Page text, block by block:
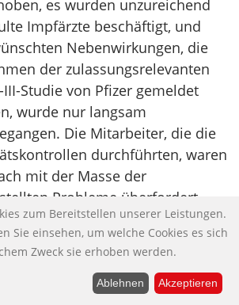
es wurden unzureichend
Impfärzte beschäftigt, und
Nebenwirkungen, die
der zulassungsrelevanten
III-Studie von Pfizer gemeldet
wurde nur langsam
Die Mitarbeiter, die die
durchführten, waren
mit der Masse der
Probleme überfordert.
sie das Forschungsinstitut
Research Group, das die
für Pfizer durchgeführt hatte,
auf diese Probleme
zum Bereitstellen unserer Leistungen.
Sie einsehen, um welche Cookies es sich
Zweck sie erhoben werden.
Ablehnen Akzeptieren